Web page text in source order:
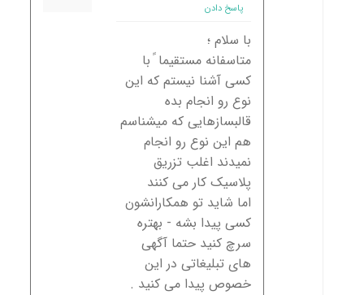
پاسخ دادن
با سلام ؛
متاسفانه مستقیما ً با
کسی آشنا نیستم که این
نوع رو انجام بده
قالبسازهایی که میشناسم
هم این نوع رو انجام
نمیدند اغلب تزریق
پلاسیک کار می کنند
اما شاید تو همکارانشون
کسی پیدا بشه - بهتره
سرچ کنید حتما آگهی
های تبلیغاتی در این
خصوص پیدا می کنید .